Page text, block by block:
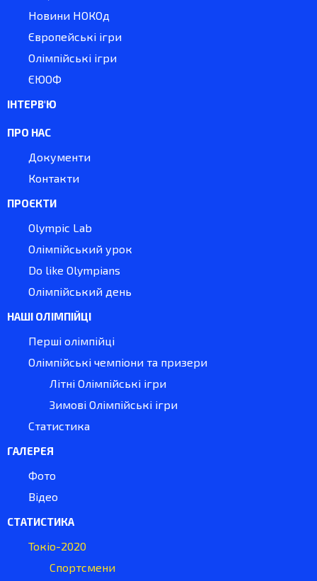
Новини НОКОд
Європейські ігри
Олімпійські ігри
ЄЮОФ
ІНТЕРВ'Ю
ПРО НАС
Документи
Контакти
ПРОЄКТИ
Olympic Lab
Олімпійський урок
Do like Olympians
Олімпійський день
НАШІ ОЛІМПІЙЦІ
Перші олімпійці
Олімпійські чемпіони та призери
Літні Олімпійські ігри
Зимові Олімпійські ігри
Статистика
ГАЛЕРЕЯ
Фото
Відео
СТАТИСТИКА
Токіо-2020
Спортсмени